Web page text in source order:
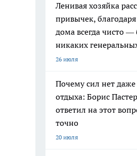
Ленивая хозяйка
привычек,
дома всегда чисто
никаких
26 июля
Почему сил нет даже
отдыха: Борис
ответил на этот
точно
20 июля